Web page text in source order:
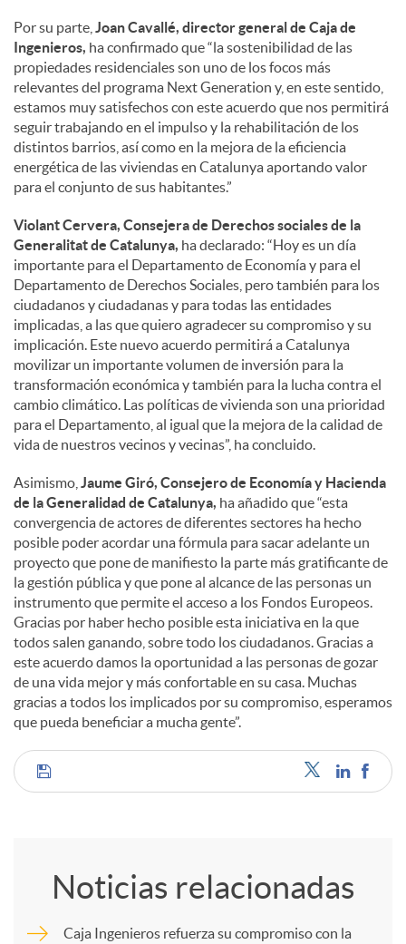
Por su parte, Joan Cavallé, director general de Caja de
Ingenieros, ha confirmado que “la sostenibilidad de las
propiedades residenciales son uno de los focos más
relevantes del programa Next Generation y, en este sentido,
estamos muy satisfechos con este acuerdo que nos permitirá
seguir trabajando en el impulso y la rehabilitación de los
distintos barrios, así como en la mejora de la eficiencia
energética de las viviendas en Catalunya aportando valor
para el conjunto de sus habitantes.”
Violant Cervera, Consejera de Derechos sociales de la
Generalitat de Catalunya, ha declarado: “Hoy es un día
importante para el Departamento de Economía y para el
Departamento de Derechos Sociales, pero también para los
ciudadanos y ciudadanas y para todas las entidades
implicadas, a las que quiero agradecer su compromiso y su
implicación. Este nuevo acuerdo permitirá a Catalunya
movilizar un importante volumen de inversión para la
transformación económica y también para la lucha contra el
cambio climático. Las políticas de vivienda son una prioridad
para el Departamento, al igual que la mejora de la calidad de
vida de nuestros vecinos y vecinas”, ha concluido.
Asimismo, Jaume Giró, Consejero de Economía y Hacienda
de la Generalidad de Catalunya, ha añadido que “esta
convergencia de actores de diferentes sectores ha hecho
posible poder acordar una fórmula para sacar adelante un
proyecto que pone de manifiesto la parte más gratificante de
la gestión pública y que pone al alcance de las personas un
instrumento que permite el acceso a los Fondos Europeos.
Gracias por haber hecho posible esta iniciativa en la que
todos salen ganando, sobre todo los ciudadanos. Gracias a
este acuerdo damos la oportunidad a las personas de gozar
de una vida mejor y más confortable en su casa. Muchas
gracias a todos los implicados por su compromiso, esperamos
que pueda beneficiar a mucha gente”.
C
m
Noticias relacionadas
Caja Ingenieros refuerza su compromiso con la